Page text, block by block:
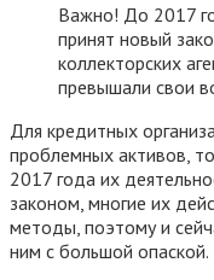
Важно! До 2017
принят новый
коллекторских
превышали свои
Для кредитных
проблемных активов,
2017 года их
законом, многие их
методы, поэтому и
ним с большой опаской.